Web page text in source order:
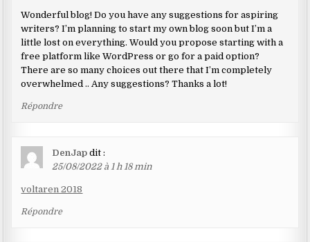
Wonderful blog! Do you have any suggestions for aspiring
writers? I’m planning to start my own blog soon but I’m a
little lost on everything. Would you propose starting with a
free platform like WordPress or go for a paid option?
There are so many choices out there that I’m completely
overwhelmed .. Any suggestions? Thanks a lot!
Répondre
DenJap dit :
25/08/2022 à 1 h 18 min
voltaren 2018
Répondre